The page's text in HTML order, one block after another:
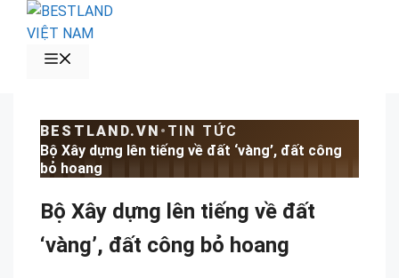
Chuyển
BESTLAND.VN • TIN TỨC
Bộ Xây dựng lên tiếng về đất ‘vàng’, đất công
bỏ hoang
Bộ Xây dựng lên tiếng về đất
‘vàng’, đất công bỏ hoang